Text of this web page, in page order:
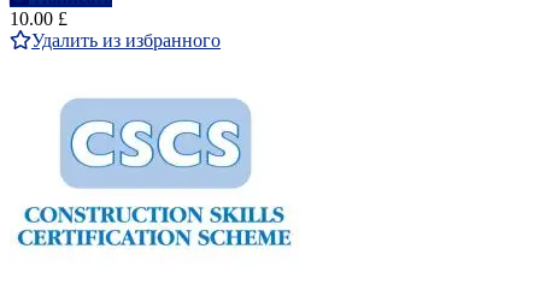
10.00 £
Удалить из избранного